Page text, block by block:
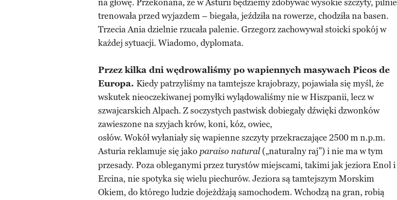
na głowę. Przekonana, ze w Asturii będziemy zdobywać wysokie szczyty, pilnie
trenowała przed wyjazdem – biegała, jeździła na rowerze, chodziła na basen.
Trzecia Ania dzielnie rzucała palenie. Grzegorz zachowywał stoicki spokój w
każdej sytuacji. Wiadomo, dyplomata.
Przez kilka dni wędrowaliśmy po wapiennych masywach Picos de
Europa. Kiedy patrzyliśmy na tamtejsze krajobrazy, pojawiała się myśl, że
wskutek nieoczekiwanej pomyłki wylądowaliśmy nie w Hiszpanii, lecz w
szwajcarskich Alpach. Z soczystych pastwisk dobiegały dźwięki dzwonków
zawieszone na szyjach krów, koni, kóz, owiec,
osłów. Wokół wyłaniały się wapienne szczyty przekraczające 2500 m n.p.m.
Asturia reklamuje się jako paraiso natural („naturalny raj”) i nie ma w tym
przesady. Poza obleganymi przez turystów miejscami, takimi jak jeziora Enol i
Ercina, nie spotyka się wielu piechurów. Jeziora są tamtejszym Morskim
Okiem, do którego ludzie dojeżdżają samochodem. Wchodzą na gran, robią